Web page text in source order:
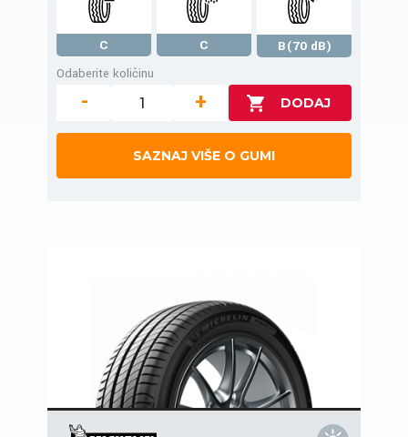
C C
B(70 dB)
Odaberite količinu
- +
SAZNAJ VIŠE O GUMI